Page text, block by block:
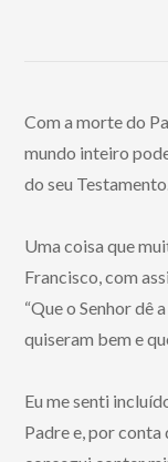
Com a morte do
mundo inteiro
do seu
Uma coisa que
Francisco, com
“Que o Senhor dê
quiseram bem e
Eu me senti
Padre e, por